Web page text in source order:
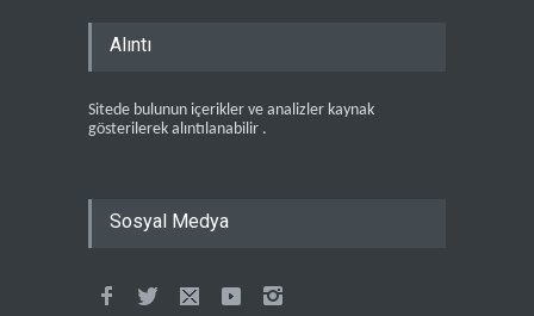
Alıntı
Sitede bulunun içerikler ve analizler kaynak
gösterilerek alıntılanabilir .
Sosyal Medya